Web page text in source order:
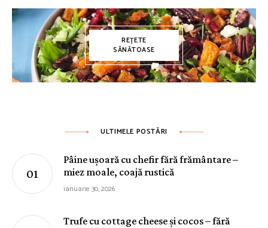
REȚETE
SĂNĂTOASE
ULTIMELE POSTĂRI
Pâine ușoară cu chefir fără frământare –
miez moale, coajă rustică
ianuarie 30, 2026
Trufe cu cottage cheese și cocos – fără